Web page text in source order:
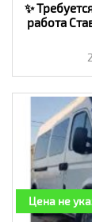
✨
работа
Цена не